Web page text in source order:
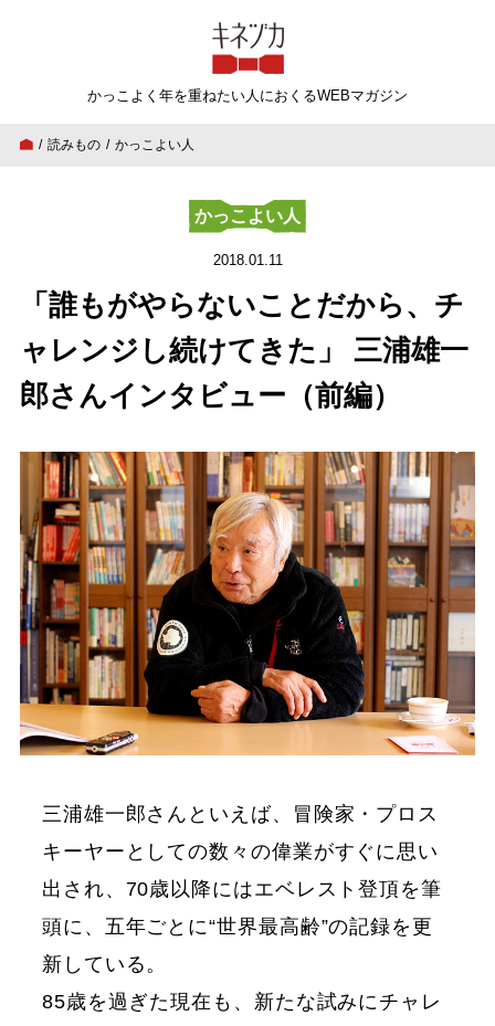
キネヅカ
かっこよく年を重ねたい人 におくるWEBマガジン
読みもの かっこよい人
かっこよい人
2018.01.11
「誰もがやらないことだから、チ
ャレンジし続けてきた」 三浦雄一
郎さんインタビュー（前編）
三浦雄一郎さんといえば、冒険家・プロス
キーヤーとしての数々の偉業がすぐに思い
出され、70歳以降にはエベレスト登頂を筆
頭に、五年ごとに“世界最高齢”の記録を更
新している。
85歳を過ぎた現在も、新たな試みにチャレ